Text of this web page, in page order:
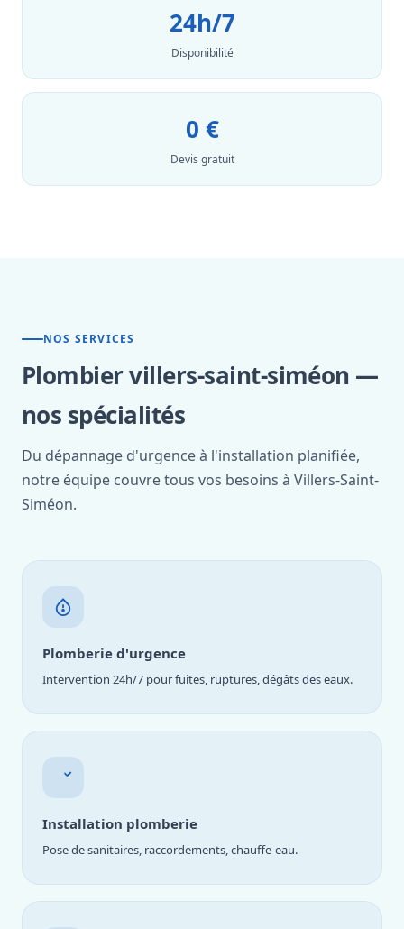
24h/7
Disponibilité
0 €
Devis gratuit
NOS SERVICES
Plombier villers-saint-siméon —
nos spécialités
Du dépannage d'urgence à l'installation planifiée,
notre équipe couvre tous vos besoins à Villers-Saint-
Siméon.
Plomberie d'urgence
Intervention 24h/7 pour fuites, ruptures, dégâts des eaux.
Installation plomberie
Pose de sanitaires, raccordements, chauffe-eau.